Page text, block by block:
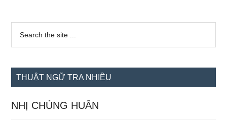
Sidebar
chính
...
THUẬT NGỮ TRA NHIỀU
NHỊ CHỦNG HUÂN